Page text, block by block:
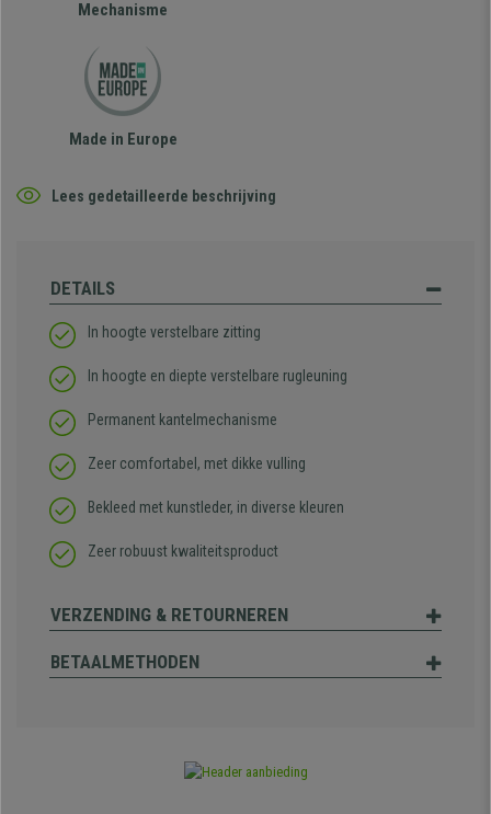
Mechanisme
Made in Europe
Lees gedetailleerde beschrijving
DETAILS
In hoogte verstelbare zitting
In hoogte en diepte verstelbare rugleuning
Permanent kantelmechanisme
Zeer comfortabel, met dikke vulling
Bekleed met kunstleder, in diverse kleuren
Zeer robuust kwaliteitsproduct
VERZENDING & RETOURNEREN
BETAALMETHODEN